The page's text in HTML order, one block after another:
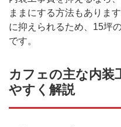
ままにする方法もありま
に抑えられるため、15坪
です。
カフェの主な内装
やすく解説